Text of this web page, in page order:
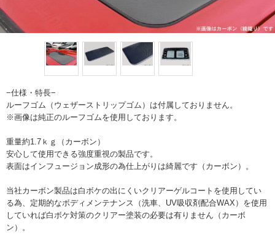
−仕様・特長−
ルーフゴム（ウェザーストリップゴム）は付属しておりません。
※画像は純正のルーフゴムを使用しております。
重量約1.7ｋｇ（カーボン）
安心して使用できる強度重視の製品です。
表面はインフュージョン成形の為仕上がりは綺麗です（カーボン）。
当社カーボン製品は白ボケの出にくいクリアーゲルコートを使用してい
る為、定期的なボディメンテナンス（洗車、UV吸収剤配合WAX）を使用
していれば白ボケ対策のクリアー塗装の必要は有りません（カーボ
ン）。